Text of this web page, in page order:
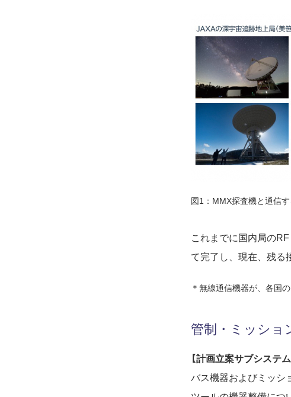
図1：MMX探査機と通信
これまでに国内局の
て完了し、現在、残る
＊無線通信機器が、各国
管制・ミッショ
【計画立案サブシステム
バス機器およびミッシ